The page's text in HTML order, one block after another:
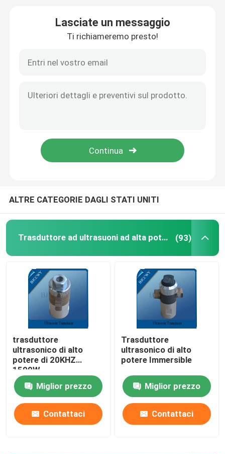
trasduttore ultrasonico piezoelettrico
Immersione del trasduttore ad ultrasuoni
Generatore di ultrasuoni di Digital
Macchina di pulizia ad ultrasuoni
Reattore ultrasonico
dischi ceramici piezoelettrici
Elemento ceramico piezo-elettrico
Trasduttore della saldatura a ultrasuoni
Trasduttore ultrasonico di bellezza
Impedenza ultrasonica
Lasciate un messaggio
Ti richiameremo presto!
ALTRE CATEGORIE DAGLI STATI UNITI
Trasduttore ad ultrasuoni ad alta potenza (93)
trasduttore
ultrasonico di alto
potere di 20KHZ
1500W
Miglior prezzo
Contattaci
Trasduttore
ultrasonico di alto
potere Immersible
Miglior prezzo
Contattaci